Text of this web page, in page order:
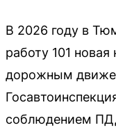
В 2026 году в
работу 101
дорожным
соблюдением